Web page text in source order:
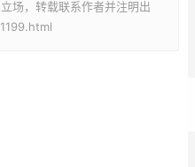
场，转载联系作者并注明出